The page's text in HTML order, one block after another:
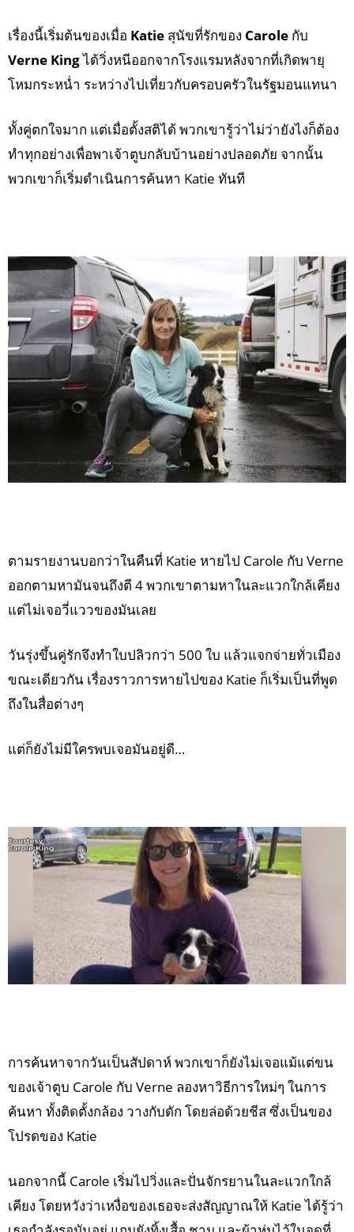
เรื่องนี้เริ่มต้นของเมื่อ Katie สุนัขที่รักของ Carole กับ
Verne Kingได้วิ่งหนีออกจากโรงแรมหลังจากที่เกิดพายุ
โหมกระหน่ำ ระหว่างไปเที่ยวกับครอบครัวในรัฐมอนแทนา
ทั้งคู่ตกใจมาก แต่เมื่อตั้งสติได้ พวกเขารู้ว่าไม่ว่ายังไงก็ต้อง
ทำทุกอย่างเพื่อพาเจ้าตูบกลับบ้านอย่างปลอดภัย จากนั้น
พวกเขาก็เริ่มดำเนินการค้นหา Katie ทันที
ตามรายงานบอกว่าในคืนที่ Katie หายไป Carole กับ Verne
ออกตามหามันจนถึงตี 4 พวกเขาตามหาในละแวกใกล้เคียง
แต่ไม่เจอวี่แววของมันเลย
วันรุ่งขึ้นคู่รักจึงทำใบปลิวกว่า 500 ใบ แล้วแจกจ่ายทั่วเมือง
ขณะเดียวกัน เรื่องราวการหายไปของ Katie ก็เริ่มเป็นที่พูด
ถึงในสื่อต่างๆ
แต่ก็ยังไม่มีใครพบเจอมันอยู่ดี…
การค้นหาจากวันเป็นสัปดาห์ พวกเขาก็ยังไม่เจอแม้แต่ขน
ของเจ้าตูบ Carole กับ Verne ลองหาวิธีการใหม่ๆ ในการ
ค้นหา ทั้งติดตั้งกล้อง วางกับดัก โดยล่อด้วยชีส ซึ่งเป็นของ
โปรดของ Katie
นอกจากนี้ Carole เริ่มไปวิ่งและปั่นจักรยานในละแวกใกล้
เคียง โดยหวังว่าเหงื่อของเธอจะส่งสัญญาณให้ Katie ได้รู้ว่า